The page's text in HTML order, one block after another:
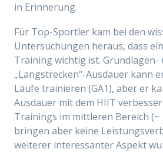
in Erinnerung.
Für Top-Sportler kam bei den
Untersuchungen heraus, dass
Training wichtig ist. Grundlagen-
„Langstrecken“-Ausdauer kann
Läufe trainieren (GA1), aber er
Ausdauer mit dem HIIT
Trainings im mittleren Bereich (~
bringen aber keine
weiterer interessanter Aspekt